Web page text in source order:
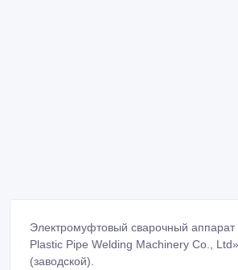
2 Режим контроля напряжения и тока.
3 LCD интерфейс, простое управление.
4 Сканер штрих-кодов, plug-and-play,